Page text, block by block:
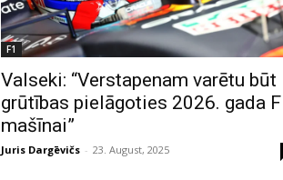
F1
Valseki: “Verstapenam varētu būt
grūtības pielāgoties 2026. gada
mašīnai”
Juris Dargēvičs - 23. August, 2025